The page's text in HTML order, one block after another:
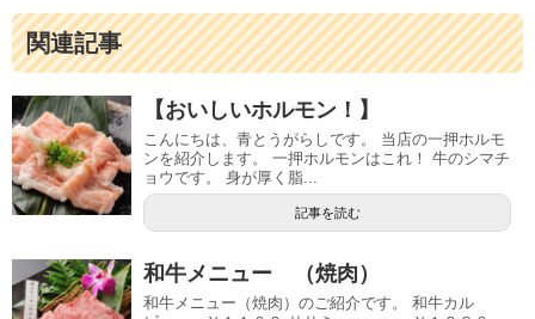
関連記事
【おいしいホルモン！】
こんにちは、青とうがらしです。 当店の一押ホルモ
ンを紹介します。 一押ホルモンはこれ！ 牛のシマチ
ョウです。 身が厚く脂...
記事を読む
和牛メニュー （焼肉）
和牛メニュー（焼肉）のご紹介です。 和牛カル